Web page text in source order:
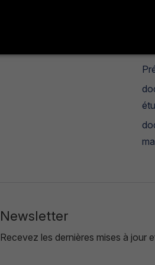
Newsletter
Recevez les dernières mises à jour